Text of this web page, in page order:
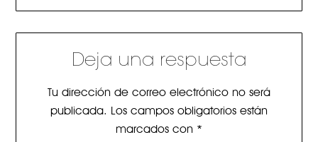
Deja una respuesta
Tu dirección de correo electrónico no será
publicada. Los campos obligatorios están
marcados con *